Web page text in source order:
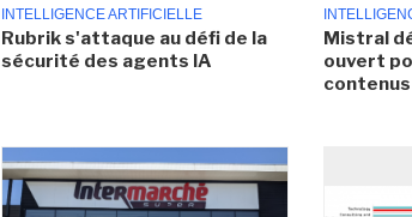
INTELLIGENCE ARTIFICIELLE
Rubrik s'attaque au défi de la
sécurité des agents IA
Mistral
ouvert